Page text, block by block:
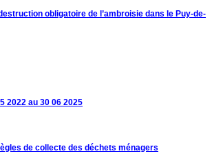
obligatoire de l’ambroisie dans le Puy-de-
2022 au 30 06 2025
de collecte des déchets ménagers